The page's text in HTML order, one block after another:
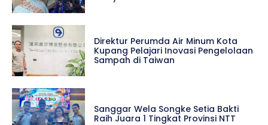
Direktur Perumda Air Minum Kota
Kupang Pelajari Inovasi Pengelolaan
Sampah di Taiwan
Sanggar Wela Songke Setia Bakti
Raih Juara 1 Tingkat Provinsi NTT